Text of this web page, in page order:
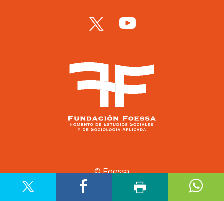
© Foessa
Aviso legal Política de privacidad Política de cookies